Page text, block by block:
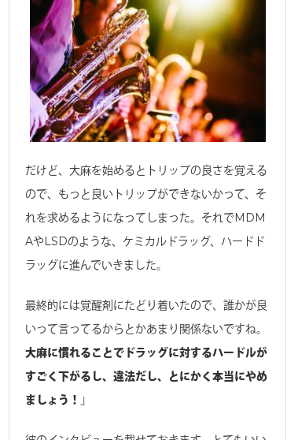
だけど、大麻を始めるとトリップの良さを覚える
ので、もっと良いトリップができないかって、そ
れを求めるようになってしまった。それでMDM
AやLSDのような、ケミカルドラッグ、ハードド
ラッグに進んでいきました。
最終的には覚醒剤にたどり着いたので、誰かが良
いって言ってるからとかあまり関係ないですね。
大麻に慣れることでドラッグに対するハードルが
すごく下がるし、違法だし、とにかく本当にやめ
ましょう！ 」